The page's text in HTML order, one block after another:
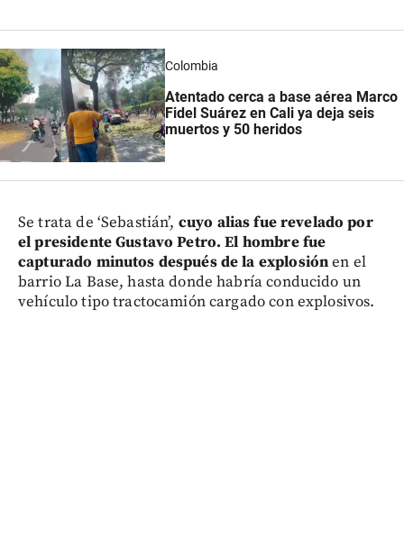
Colombia
Atentado cerca a base aérea Marco
Fidel Suárez en Cali ya deja seis
muertos y 50 heridos
Se trata de ‘Sebastián’, cuyo alias fue revelado por
el presidente Gustavo Petro. El hombre fue
capturado minutos después de la explosiónen el
barrio La Base, hasta donde habría conducido un
vehículo tipo tractocamión cargado con explosivos.